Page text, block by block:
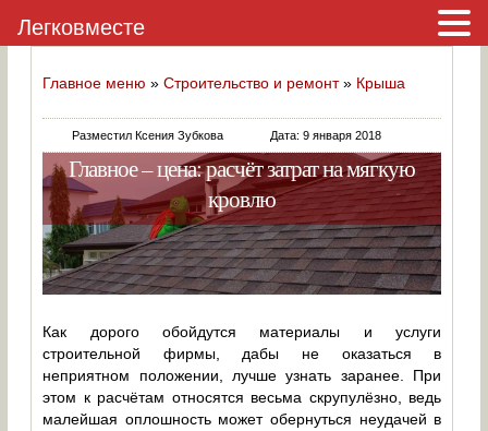
Главное меню »Строительство и ремонт» Крыша
Разместил Ксения Зубкова Дата: 9 января 2018
Главное – цена: расчёт затрат на мягкую
кровлю
Как дорого обойдутся материалы и услуги
строительной фирмы, дабы не оказаться в
неприятном положении, лучше узнать заранее. При
этом к расчётам относятся весьма скрупулёзно, ведь
малейшая оплошность может обернуться неудачей в
Легковместе